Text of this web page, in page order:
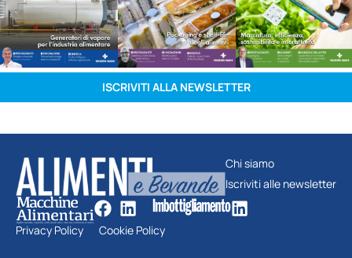
ISCRIVITI ALLA NEWSLETTER
Chi siamo
Iscriviti alle newsletter
Privacy Policy Cookie Policy